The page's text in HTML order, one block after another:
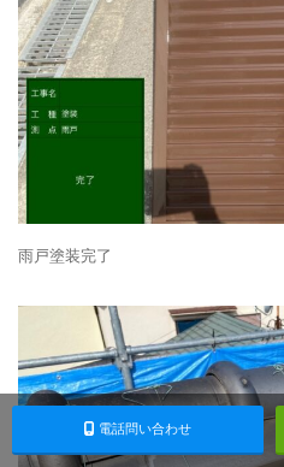
雨戸塗装完了
電話問い合わせ